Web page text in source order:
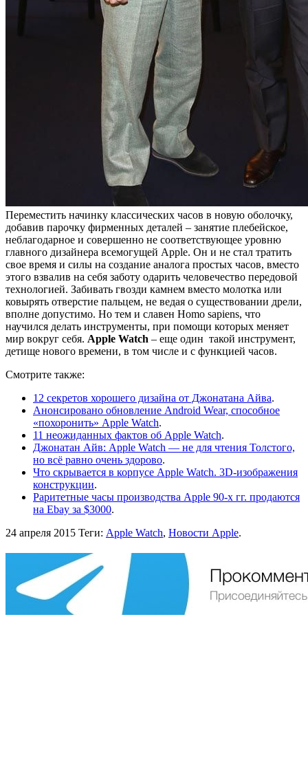
Переместить начинку классических часов в новую оболочку,
добавив парочку фирменных деталей – занятие плебейское,
неблагодарное и совершенно не соответствующее уровню
главного дизайнера всемогущей Apple. Он и не стал тратить
свое время и силы на создание аналога простых часов, вместо
этого взвалив на себя заботу одарить человечество передовой
технологией. Забивать гвозди камнем вместо молотка или
ковырять отверстие пальцем, не ведая о существовании дрели,
вполне допустимо. Но тем и славен Homo sapiens, что
научился делать инструменты, при помощи которых меняет
мир вокруг себя. Apple Watch – еще один такой инструмент,
детище нового времени, в том числе и с функцией часов.
Смотрите также:
12 секретов хорошего дизайна от Джонатана Айва.
Анонсировано обновление Android Wear, способное
«похоронить» Apple Watch.
11 неожиданных фактов об Apple Watch.
Джонатан Айв: Apple Watch — не для чтения Толстого,
но всё равно очень здорово.
Что скрывается в корпусе Apple Watch. 3D-изображения
конструкции.
Раритетные часы производства Apple 90-х гг. продаются
на Ebay за $3000.
24 апреля 2015 Теги: Apple Watch, Новости Apple.